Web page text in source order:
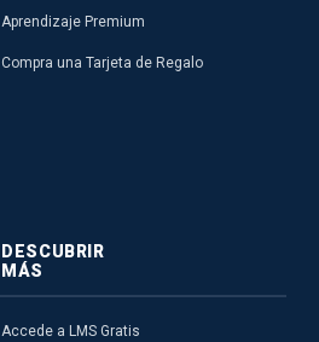
Aprendizaje Premium
Compra una Tarjeta de Regalo
DESCUBRIR
MÁS
Accede a LMS Gratis